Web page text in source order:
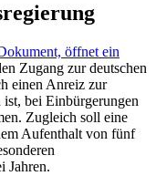
öffnet ein
Zugang zur deutschen
einen Anreiz zur
ist, bei Einbürgerungen
Zugleich soll eine
Aufenthalt von fünf
Jahren.